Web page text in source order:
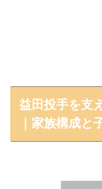
益田投手を支
｜家族構成と